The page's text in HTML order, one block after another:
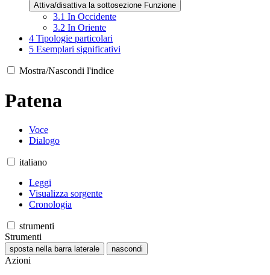
Attiva/disattiva la sottosezione Funzione
3.1 In Occidente
3.2 In Oriente
4 Tipologie particolari
5 Esemplari significativi
Mostra/Nascondi l'indice
Patena
Voce
Dialogo
italiano
Leggi
Visualizza sorgente
Cronologia
strumenti
Strumenti
sposta nella barra laterale nascondi
Azioni